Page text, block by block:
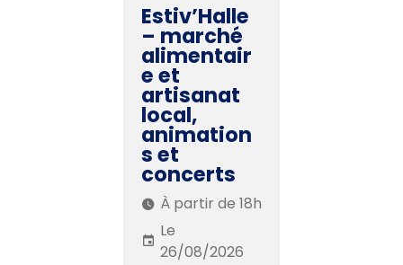
Estiv’Halle
– marché
alimentair
e et
artisanat
local,
animation
s et
concerts
À partir de 18h
Le
26/08/2026